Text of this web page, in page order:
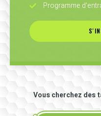
Programme
Vous cherchez des